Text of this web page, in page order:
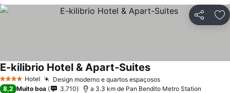
Partilhar
4 EstrelasHotel Design moderno e quartos espaçososVer preços
E-kilibrio Hotel & Apart-SuitesVer preços
8,2 Muito boa 3.710 a 3.3 km de Pan Bendito Metro Station